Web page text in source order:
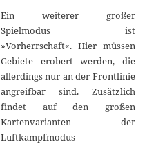
Ein weiterer großer
Spielmodus ist
»Vorherrschaft«. Hier müssen
Gebiete erobert werden, die
allerdings nur an der Frontlinie
angreifbar sind. Zusätzlich
findet auf den großen
Kartenvarianten der
Luftkampfmodus